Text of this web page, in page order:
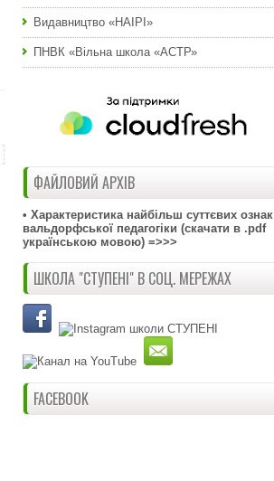
Видавництво «НАІРІ»
ПНВК «Вільна школа «АСТР»
ФАЙЛОВИЙ АРХІВ
• Характеристика найбільш суттєвих ознак
вальдорфської педагогіки (скачати в .pdf
українською мовою) =>>>
ШКОЛА "СТУПЕНІ" В СОЦ. МЕРЕЖАХ
FACEBOOK